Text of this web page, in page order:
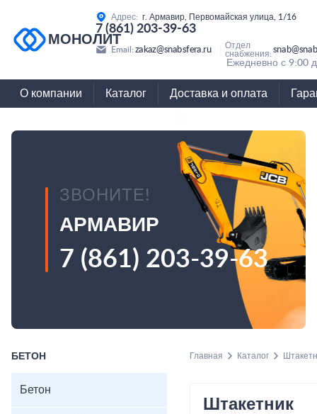
МОНОЛИТ
Адрес: г. Армавир, Первомайская улица, 1/16
7 (861) 203-39-63
Email: zakaz@snabsfera.ru
Отдел
снабжения:
Ежедневно с 9:00
О компании Каталог Доставка и оплата
ЗВОНИТЕ!
АРМАВИР
7 (861) 203-39-63
БЕТОН
Бетон
Главная Каталог
Штакетник